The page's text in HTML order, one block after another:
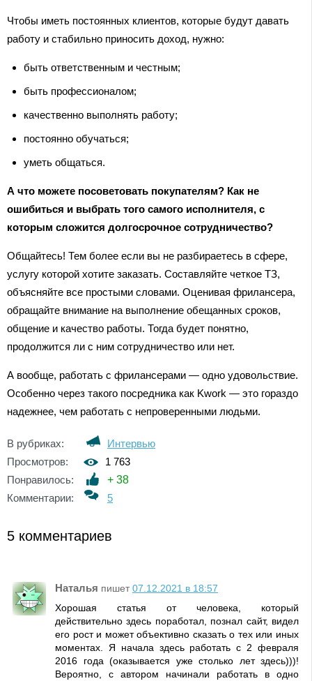
Чтобы иметь постоянных клиентов, которые будут давать
работу и стабильно приносить доход, нужно:
быть ответственным и честным;
быть профессионалом;
качественно выполнять работу;
постоянно обучаться;
уметь общаться.
А что можете посоветовать покупателям? Как не
ошибиться и выбрать того самого исполнителя, с
которым сложится долгосрочное сотрудничество?
Общайтесь! Тем более если вы не разбираетесь в сфере,
услугу которой хотите заказать. Составляйте четкое ТЗ,
объясняйте все простыми словами. Оценивая фрилансера,
обращайте внимание на выполнение обещанных сроков,
общение и качество работы. Тогда будет понятно,
продолжится ли с ним сотрудничество или нет.
А вообще, работать с фрилансерами — одно удовольствие.
Особенно через такого посредника как Kwork — это гораздо
надежнее, чем работать с непроверенными людьми.
В рубриках:
Интервью
Просмотров:
1 763
Понравилось:
+ 38
Комментарии:
5
5 комментариев
Наталья пишет 07.12.2021 в 18:57
Хорошая статья от человека, который
действительно здесь поработал, познал сайт, видел
его рост и может объективно сказать о тех или иных
моментах. Я начала здесь работать с 2 февраля
2016 года (оказывается уже столько лет здесь)))!
Вероятно, с автором начинали работать в одно